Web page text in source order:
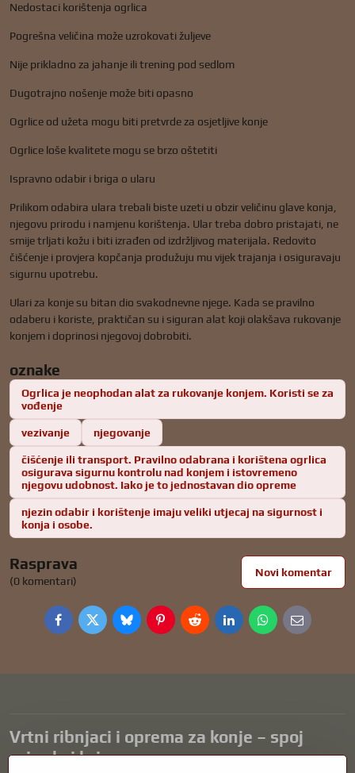
Nedostaci korištenja ogrlica
Pogrešna veličina može uzrokovati žuljeve
Nije prikladno za jahanje ili trening pod sedlom
Dugotrajno nošenje može biti opasno
Ogrlice od užeta mogu biti pretvrde za osjetljive konje
Ogrlice loše kvalitete mogu se brzo oštetiti
Ispravno odabir i briga o ularu
Prilikom odabira ulara trebali biste uzeti u obzir veličinu glave konja,
njegovu prirodu i namjenu korištenja. Ular treba dobro pristajati, ne
smije trljati kožu i biti izrađen od izdržljivog materijala. Redovito
čišćenje i provjera kopčanja produžuju mu vijek trajanja i osiguravaju
sigurnu upotrebu.
Ulari za konje su bitan dio svakodnevne njege. Kada se pravilno
odaberu i koriste, praktičan su i siguran alat koji olakšava rukovanje
konjem i doprinosi njegovoj dobrobiti.
oznake
Ogrlica je neophodan alat za rukovanje konjem. Koristi se za
vođenje
vezivanje njegovanje
čišćenje ili transport. Pravilno odabrana i korištena ogrlica
osigurava sigurnu kontrolu nad konjem i istovremeno
njegovu udobnost. Iako je to jednostavan dio opreme
njezin odabir i korištenje imaju veliki utjecaj na sigurnost i
konja i osobe.
Rasprava
(0 komentari)
Novi komentar
FacebookTwitterBlueskyPinterestRedditLinkedInWhatsApp
E-
mail
Vrtni ribnjaci i oprema za konje – spoj
prirode i brige